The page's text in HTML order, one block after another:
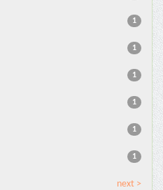
1
1
1
1
1
1
next >